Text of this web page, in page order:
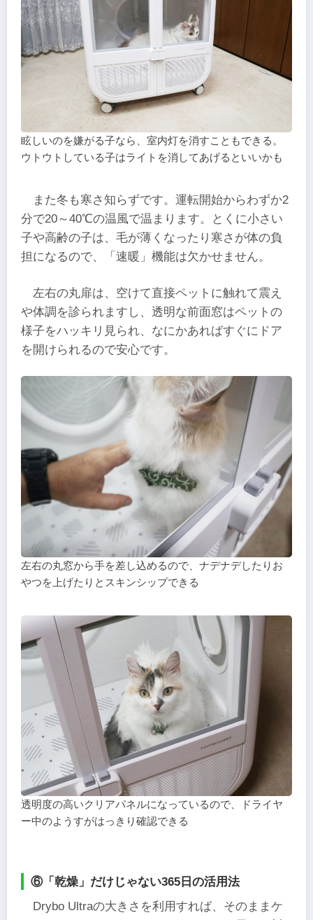
眩しいのを嫌がる子なら、室内灯を消すこともできる。
ウトウトしている子はライトを消してあげるといいかも
また冬も寒さ知らずです。運転開始からわずか2
分で20～40℃の温風で温まります。とくに小さい
子や高齢の子は、毛が薄くなったり寒さが体の負
担になるので、「速暖」機能は欠かせません。
左右の丸扉は、空けて直接ペットに触れて震え
や体調を診られますし、透明な前面窓はペットの
様子をハッキリ見られ、なにかあればすぐにドア
を開けられるので安心です。
左右の丸窓から手を差し込めるので、ナデナデしたりお
やつを上げたりとスキンシップできる
透明度の高いクリアパネルになっているので、ドライヤ
ー中のようすがはっきり確認できる
⑥「乾燥」だけじゃない365日の活用法
Drybo Ultraの大きさを利用すれば、そのままケ